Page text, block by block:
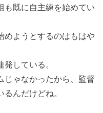
既に自主練を始めてい
ようとするのはもはや
している。
ゃなかったから、監督
んだけどね。